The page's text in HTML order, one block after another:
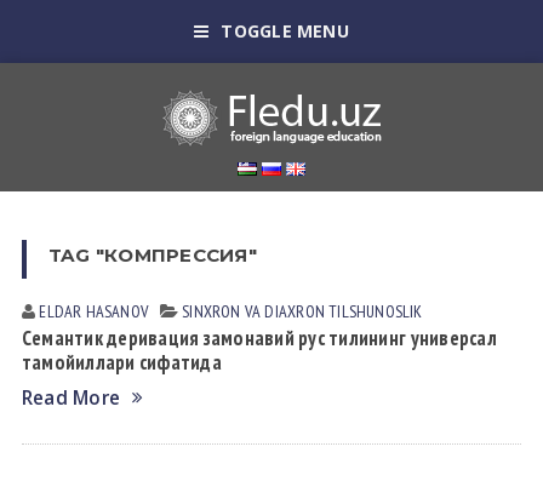
TOGGLE MENU
TAG "КОМПРЕССИЯ"
ELDAR HАSАNOV SINXRON VА DIАXRON TILSHUNOSLIK
Семантик деривация замонавий рус тилининг универсал
тамойиллари сифатида
Read More